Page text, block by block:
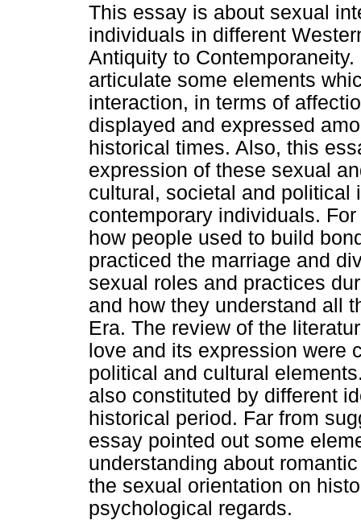
This essay is about sexual
individuals in different
Antiquity to
articulate some elements
interaction, in terms of
displayed and expressed
historical times. Also, this
expression of these sexual
cultural, societal and political
contemporary individuals.
how people used to build
practiced the marriage and
sexual roles and practices
and how they understand all
Era. The review of the
love and its expression were
political and cultural
also constituted by different
historical period. Far from
essay pointed out some
understanding about
the sexual orientation on
psychological regards.